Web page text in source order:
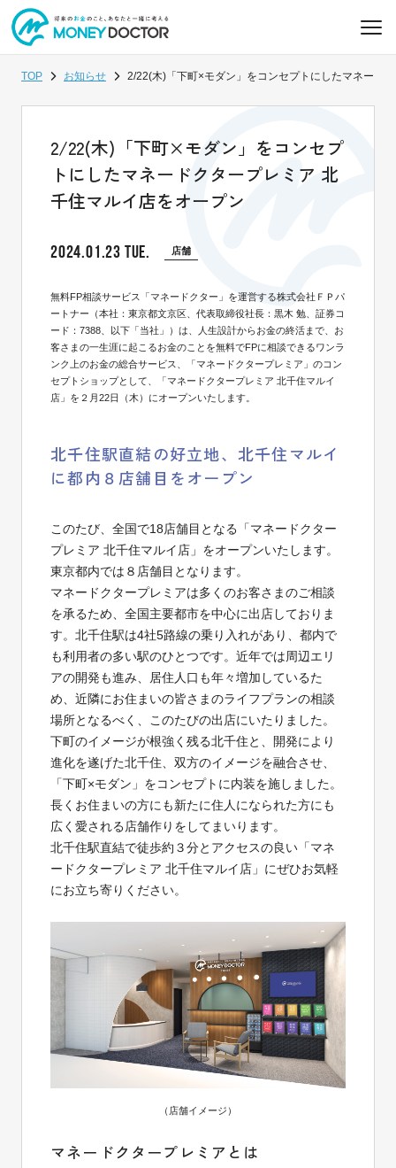
TOP お知らせ 2/22(木)「下町×モダン」をコンセプトにしたマネード
2/22(木)「下町×モダン」をコンセプ
トにしたマネードクタープレミア 北
千住マルイ店をオープン
2024.01.23 TUE. 店舗
無料FP相談サービス「マネードクター」を運営する株式会社ＦＰパ
ートナー（本社：東京都文京区、代表取締役社長：黒木 勉、証券コ
ード：7388、以下「当社」）は、人生設計からお金の終活まで、お
客さまの一生涯に起こるお金のことを無料でFPに相談できるワンラ
ンク上のお金の総合サービス、「マネードクタープレミア」のコン
セプトショップとして、「マネードクタープレミア 北千住マルイ
店」を２月22日（木）にオープンいたします。
北千住駅直結の好立地、北千住マルイ
に都内８店舗目をオープン
このたび、全国で18店舗目となる「マネードクター
プレミア 北千住マルイ店」をオープンいたします。
東京都内では８店舗目となります。
マネードクタープレミアは多くのお客さまのご相談
を承るため、全国主要都市を中心に出店しておりま
す。北千住駅は4社5路線の乗り入れがあり、都内で
も利用者の多い駅のひとつです。近年では周辺エリ
アの開発も進み、居住人口も年々増加しているた
め、近隣にお住まいの皆さまのライフプランの相談
場所となるべく、このたびの出店にいたりました。
下町のイメージが根強く残る北千住と、開発により
進化を遂げた北千住、双方のイメージを融合させ、
「下町×モダン」をコンセプトに内装を施しました。
長くお住まいの方にも新たに住人になられた方にも
広く愛される店舗作りをしてまいります。
北千住駅直結で徒歩約３分とアクセスの良い「マネ
ードクタープレミア 北千住マルイ店」にぜひお気軽
にお立ち寄りください。
（店舗イメージ）
マネードクタープレミアとは